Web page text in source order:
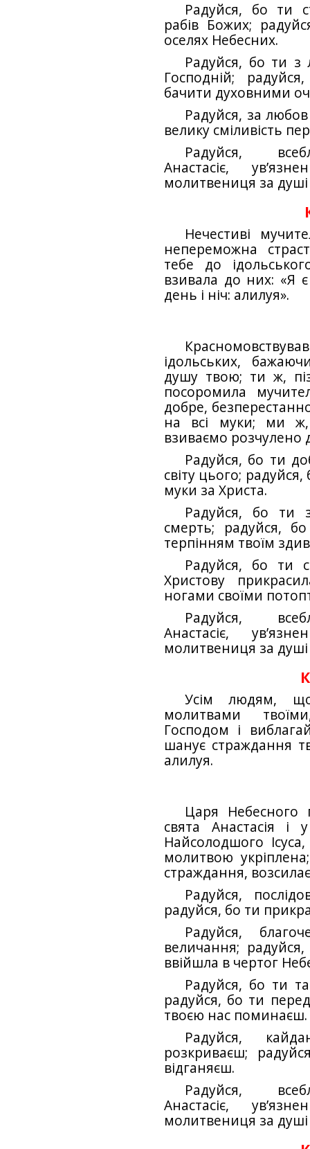
Радуйся, бо ти
рабів Божих;
оселях Небесних.
Радуйся, бо ти з
Господній;
бачити духовними
Радуйся, за
велику сміливість
Радуйся,
Анастасіє,
молитвениця за
Нечестиві
непереможна
тебе до
взивала до них: «Я
день і ніч: алилуя».
ідольських,
душу твою; ти ж,
посоромила
добре,
на всі муки; ми ж,
взиваємо розчулено
Радуйся, бо ти
світу цього;
муки за Христа.
Радуйся, бо ти
смерть; радуйся,
терпінням твоїм
Радуйся, бо ти
Христову
ногами своїми
Радуйся,
Анастасіє,
молитвениця за
Усім людям,
молитвами
Господом і
шанує страждання
алилуя.
Царя Небесного
свята Анастасія і
Найсолодшого
молитвою
страждання,
Радуйся,
радуйся, бо ти
Радуйся,
величання;
ввійшла в чертог
Радуйся, бо ти
радуйся, бо ти
твоєю нас поминаєш.
Радуйся,
розкриваєш;
відганяєш.
Радуйся,
Анастасіє,
молитвениця за